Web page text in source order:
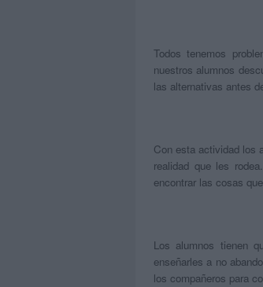
Todos tenemos
nuestros alumnos
las alternativas antes
Con esta actividad los
realidad que les
encontrar las cosas
Los alumnos tienen
enseñarles a no
los compañeros para